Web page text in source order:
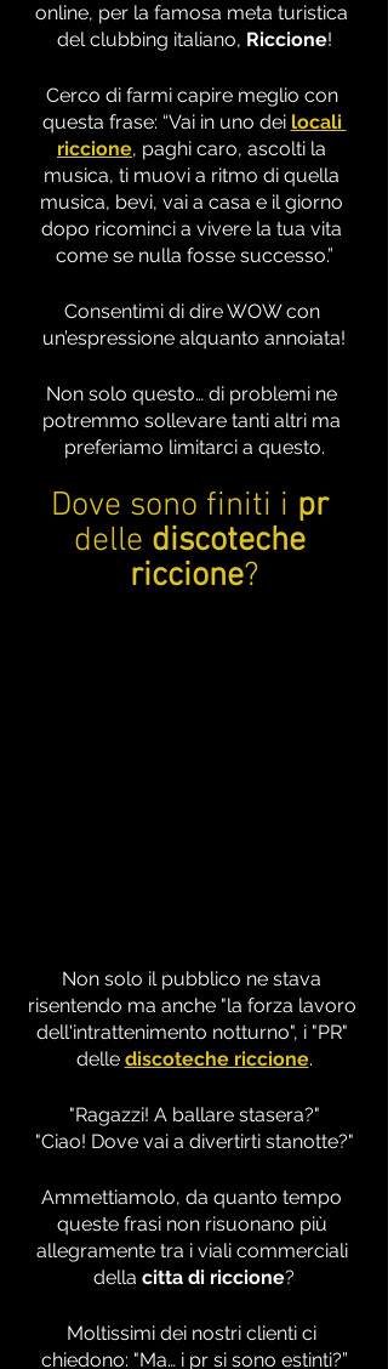
online, per la famosa meta turistica
del clubbing italiano, Riccione!
Cerco di farmi capire meglio con
questa frase: “Vai in uno dei locali
riccione, paghi caro, ascolti la
musica, ti muovi a ritmo di quella
musica, bevi, vai a casa e il giorno
dopo ricominci a vivere la tua vita
come se nulla fosse successo.”
Consentimi di dire WOW con
un’espressione alquanto annoiata!
Non solo questo… di problemi ne
potremmo sollevare tanti altri ma
preferiamo limitarci a questo.
Dove sono finiti i pr
delle discoteche
riccione?
Non solo il pubblico ne stava
risentendo ma anche "la forza lavoro
dell'intrattenimento notturno", i "PR"
delle discoteche riccione.
"Ragazzi! A ballare stasera?"
"Ciao! Dove vai a divertirti stanotte?"
Ammettiamolo, da quanto tempo
queste frasi non risuonano più
allegramente tra i viali commerciali
della citta di riccione?
Moltissimi dei nostri clienti ci
chiedono: "Ma… i pr si sono estinti?”